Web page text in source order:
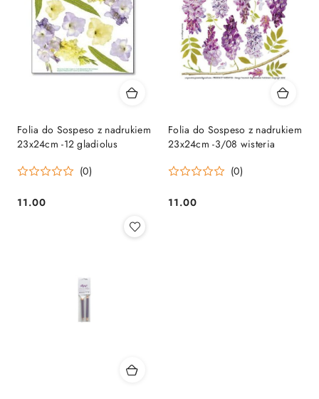
Folia do Sospeso z nadrukiem
23x24cm -12 gladiolus
(0)
Cena:
11.00
Folia do Sospeso z nadrukiem
23x24cm -3/08 wisteria
(0)
Cena:
11.00